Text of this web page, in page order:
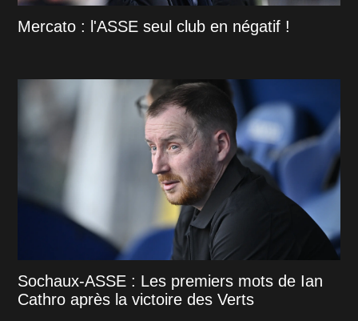
Mercato : l'ASSE seul club en négatif !
Sochaux-ASSE : Les premiers mots de Ian
Cathro après la victoire des Verts